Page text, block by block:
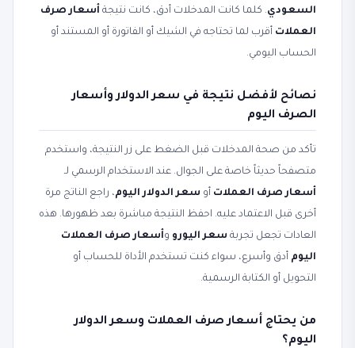
السعودي. كلما كانت المدخلات أدق، كانت نتيجة أسعار صرف
العملات أقرب لما تحتاجه في الشيك أو الفاتورة أو المستند أو
الحساب اليومي.
نصائح لأفضل نتيجة في سعر الدولار وأسعار
الصرف اليوم
تأكد من صحة المدخلات قبل الضغط على زر النتيجة، واستخدم
متصفحاً حديثاً خاصة على الجوال. عند الاستخدام الرسمي لـ
أسعار صرف العملات أو سعر الدولار اليوم، راجع الناتج مرة
أخرى قبل الاعتماد عليه. احفظ النتيجة مباشرة بعد ظهورها. هذه
العادات تجعل تجربة سعر اليورو وأسعار صرف العملات
اليوم أدق وأسرع، سواء كنت تستخدم الأداة للحساب أو
التحويل أو الكتابة الرسمية.
من يحتاج أسعار صرف العملات وسعر الدولار
اليوم؟